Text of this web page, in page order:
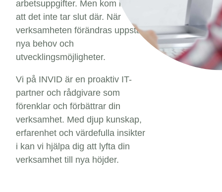
arbetsuppgifter. Men kom ihåg
att det inte tar slut där. När
verksamheten förändras uppstår
nya behov och
utvecklingsmöjligheter.
Vi på INVID är en proaktiv IT-
partner och rådgivare som
förenklar och förbättrar din
verksamhet. Med djup kunskap,
erfarenhet och värdefulla insikter
i kan vi hjälpa dig att lyfta din
verksamhet till nya höjder.